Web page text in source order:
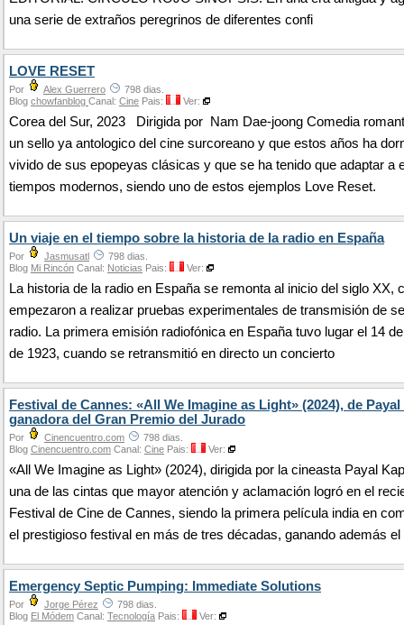
una serie de extraños peregrinos de diferentes confi
LOVE RESET
Por Alex Guerrero
798 dias.
Blog chowfanblog Canal: Cine Pais: Ver:
Corea del Sur, 2023 Dirigida por Nam Dae-joong Comedia
un sello ya antologico del cine surcoreano y que estos años ha
vivido de sus epopeyas clásicas y que se ha tenido que adaptar a
tiempos modernos, siendo uno de estos ejemplos Love Reset.
Un viaje en el tiempo sobre la historia de la radio en España
Por Jasmusatl
798 dias.
Blog Mi Rincón Canal: Noticias Pais: Ver:
La historia de la radio en España se remonta al inicio del siglo XX,
empezaron a realizar pruebas experimentales de transmisión de
radio. La primera emisión radiofónica en España tuvo lugar el 14
de 1923, cuando se retransmitió en directo un concierto
Festival de Cannes: «All We Imagine as Light» (2024), de
ganadora del Gran Premio del Jurado
Por Cinencuentro.com
798 dias.
Blog Cinencuentro.com Canal: Cine Pais: Ver:
«All We Imagine as Light» (2024), dirigida por la cineasta Payal
una de las cintas que mayor atención y aclamación logró en el
Festival de Cine de Cannes, siendo la primera película india en
el prestigioso festival en más de tres décadas, ganando además el
Emergency Septic Pumping: Immediate Solutions
Por Jorge Pérez
798 dias.
Blog El Módem Canal: Tecnología Pais: Ver: